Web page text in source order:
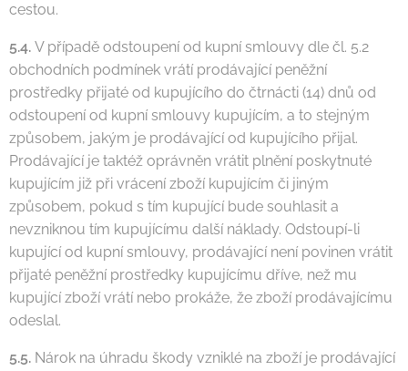
cestou.
5.4. V případě odstoupení od kupní smlouvy dle čl. 5.2
obchodních podmínek vrátí prodávající peněžní
prostředky přijaté od kupujícího do čtrnácti (14) dnů od
odstoupení od kupní smlouvy kupujícím, a to stejným
způsobem, jakým je prodávající od kupujícího přijal.
Prodávající je taktéž oprávněn vrátit plnění poskytnuté
kupujícím již při vrácení zboží kupujícím či jiným
způsobem, pokud s tím kupující bude souhlasit a
nevzniknou tím kupujícímu další náklady. Odstoupí-li
kupující od kupní smlouvy, prodávající není povinen vrátit
přijaté peněžní prostředky kupujícímu dříve, než mu
kupující zboží vrátí nebo prokáže, že zboží prodávajícímu
odeslal.
5.5. Nárok na úhradu škody vzniklé na zboží je prodávající